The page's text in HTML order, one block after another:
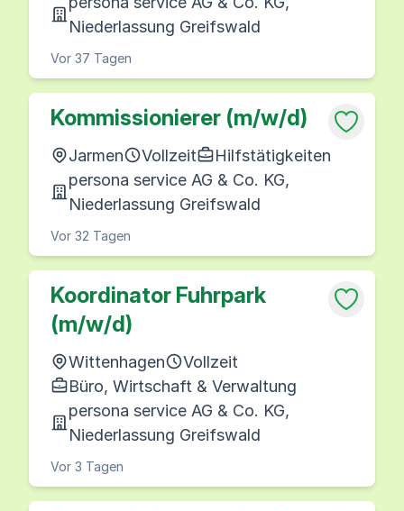
Niederlassung Greifswald
Vor 37 Tagen
Kommissionierer (m/w/d)
Jarmen Vollzeit
Hilfstätigkeiten
persona service AG & Co. KG,
Niederlassung Greifswald
Vor 32 Tagen
Koordinator Fuhrpark
(m/w/d)
Wittenhagen
Vollzeit
Büro, Wirtschaft & Verwaltung
persona service AG & Co. KG,
Niederlassung Greifswald
Vor 3 Tagen